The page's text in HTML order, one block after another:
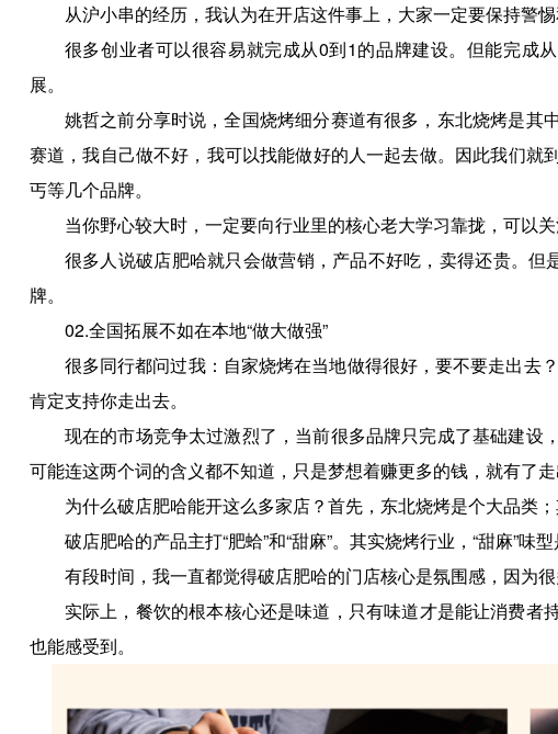
从沪小串的经历，我认为在开店这件事上，大家一定要保持警
很多创业者可以很容易就完成从0到1的品牌建设。但能完成
展。
姚哲之前分享时说，全国烧烤细分赛道有很多，东北烧烤是
赛道，我自己做不好，我可以找能做好的人一起去做。因此我们
丐等几个品牌。
当你野心较大时，一定要向行业里的核心老大学习靠拢，可以关
很多人说破店肥哈就只会做营销，产品不好吃，卖得还贵。
牌。
02.全国拓展不如在本地“做大做强”
很多同行都问过我：自家烧烤在当地做得很好，要不要走出去
肯定支持你走出去。
现在的市场竞争太过激烈了，当前很多品牌只完成了基础建
可能连这两个词的含义都不知道，只是梦想着赚更多的钱，就有了
为什么破店肥哈能开这么多家店？首先，东北烧烤是个大品类；
破店肥哈的产品主打“肥蛤”和“甜麻”。其实烧烤行业，“甜麻”味
有段时间，我一直都觉得破店肥哈的门店核心是氛围感，因为
实际上，餐饮的根本核心还是味道，只有味道才是能让消费
也能感受到。